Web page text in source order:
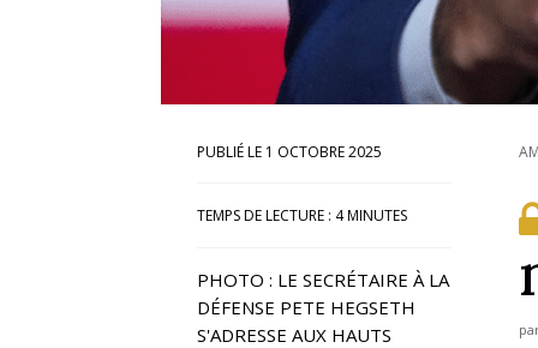
1 OCTOBRE 2025
TEMPS DE LECTURE : 4MINUTES
PHOTO : LE SECRÉTAIRE À LA
DÉFENSE PETE HEGSETH
S'ADRESSE AUX HAUTS